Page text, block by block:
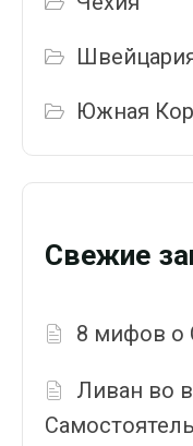
Южная
Свежие
8 мифов о
Ливан во